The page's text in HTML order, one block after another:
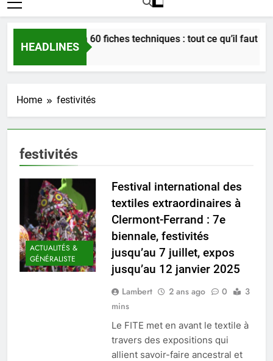
HEADLINES
Bordeaux en 60 fiches techniques : tout ce qu’il faut
3 Semaines Ago
Home festivités
festivités
ACTUALITÉS &
GÉNÉRALISTE
Festival international des
textiles extraordinaires à
Clermont-Ferrand : 7e
biennale, festivités
jusqu’au 7 juillet, expos
jusqu’au 12 janvier 2025
Lambert 2 ans ago 0
3
mins
Le FITE met en avant le textile à
travers des expositions qui
allient savoir-faire ancestral et